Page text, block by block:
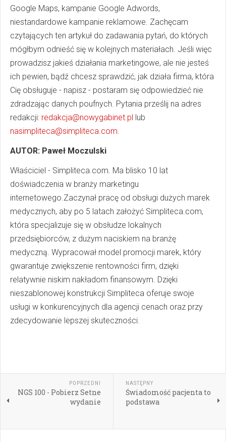
Google Maps, kampanie Google Adwords,
niestandardowe kampanie reklamowe. Zachęcam
czytających ten artykuł do zadawania pytań, do których
mógłbym odnieść się w kolejnych materiałach. Jeśli więc
prowadzisz jakieś działania marketingowe, ale nie jesteś
ich pewien, bądź chcesz sprawdzić, jak działa firma, która
Cię obsługuje - napisz - postaram się odpowiedzieć nie
zdradzając danych poufnych. Pytania prześlij na adres
redakcji: redakcja@nowygabinet.pl lub
nasimpliteca@simpliteca.com.
AUTOR: Paweł Moczulski
Właściciel - Simpliteca.com. Ma blisko 10 lat
doświadczenia w branży marketingu
internetowego.Zaczynał pracę od obsługi dużych marek
medycznych, aby po 5 latach założyć Simpliteca.com,
która specjalizuje się w obsłudze lokalnych
przedsiębiorców, z dużym naciskiem na branżę
medyczną. Wypracował model promocji marek, który
gwarantuje zwiększenie rentowności firm, dzięki
relatywnie niskim nakładom finansowym. Dzięki
nieszablonowej konstrukcji Simpliteca oferuje swoje
usługi w konkurencyjnych dla agencji cenach oraz przy
zdecydowanie lepszej skuteczności.
POPRZEDNI
NGS 100 - Pobierz Setne
wydanie
NASTĘPNY
Świadomość pacjenta to
podstawa